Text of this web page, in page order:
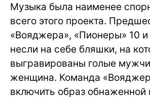
Музыка была наименее
всего этого проекта.
«Вояджера», «Пионеры» 10 и
несли на себе бляшки, на
выгравированы голые
женщина. Команда
включить образ обнаженной